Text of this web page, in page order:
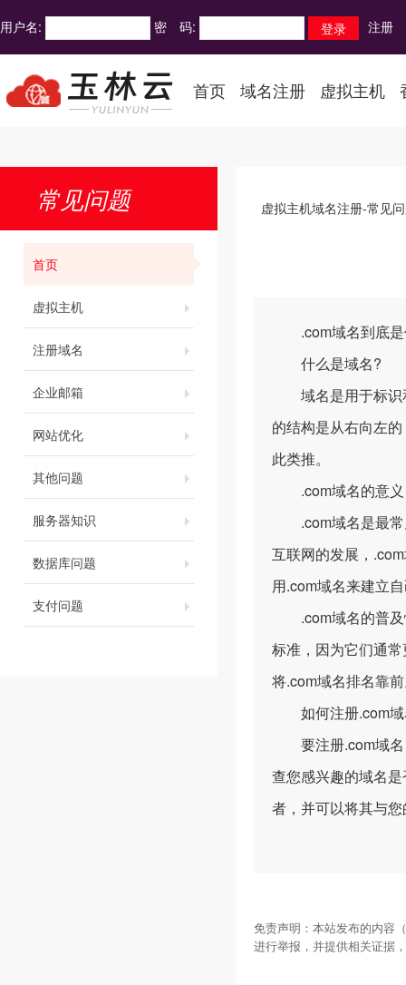
用户名: 密 码: 注册
首页 域名注册 虚拟主机
常见问题
首页
虚拟主机
注册域名
企业邮箱
网站优化
其他问题
服务器知识
数据库问题
支付问题
虚拟主机域名注册-常见
.com域名到底是
什么是域名?
域名是用于标识
的结构是从右向左
此类推。
.com域名的意义
.com域名是最常
互联网的发展，
用.com域名来建立
.com域名的普及
标准，因为它们通
将.com域名排名靠
如何注册.com域
要注册.com域名
查您感兴趣的域名
者，并可以将其与
免责声明：本站发布的内容
进行举报，并提供相关证据